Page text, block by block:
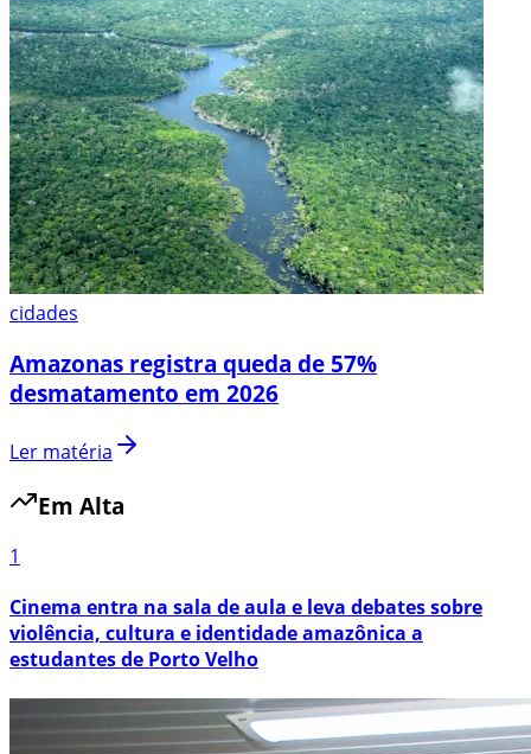
cidades
Amazonas registra queda de 57%
desmatamento em 2026
Ler matéria
Em Alta
1
Cinema entra na sala de aula e leva debates sobre
violência, cultura e identidade amazônica a
estudantes de Porto Velho